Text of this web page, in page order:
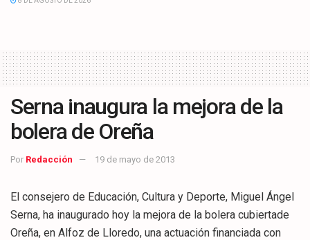
Serna inaugura la mejora de la
bolera de Oreña
Por Redacción 19 de mayo de 2013
El consejero de Educación, Cultura y Deporte, Miguel Ángel
Serna, ha inaugurado hoy la mejora de la bolera cubiertade
Oreña, en Alfoz de Lloredo, una actuación financiada con